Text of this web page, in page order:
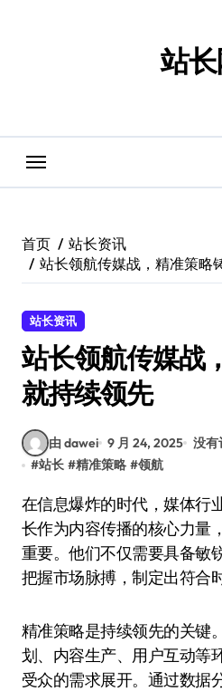
站长
首页
站长资讯
站长领航传媒战，精准策略
站长资讯
站长领航传媒战
就持续领先
由 dawei 9 月 24, 2025 没有
#站长 #精准策略 #领航
在信息爆炸的时代，媒体行业的竞争愈发激烈。站
长作为内容传播的核心力量
重要。他们不仅需要具备敏
把握市场脉搏，制定出符合
精准策略是持续领先的关键
划、内容生产、用户互动等
受众的需求展开。通过数据